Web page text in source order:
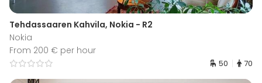
Tehdassaaren Kahvila, Nokia - R2
Nokia
From 200 € per hour
50 70